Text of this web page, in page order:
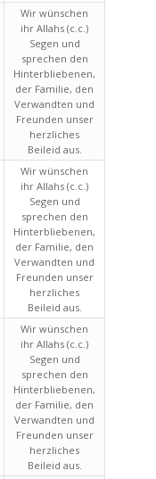
Wir wünschen
ihr Allahs (c.c.)
Segen und
sprechen den
Hinterbliebenen,
der Familie, den
Verwandten und
Freunden unser
herzliches
Beileid aus.
Wir wünschen
ihr Allahs (c.c.)
Segen und
sprechen den
Hinterbliebenen,
der Familie, den
Verwandten und
Freunden unser
herzliches
Beileid aus.
Wir wünschen
ihr Allahs (c.c.)
Segen und
sprechen den
Hinterbliebenen,
der Familie, den
Verwandten und
Freunden unser
herzliches
Beileid aus.